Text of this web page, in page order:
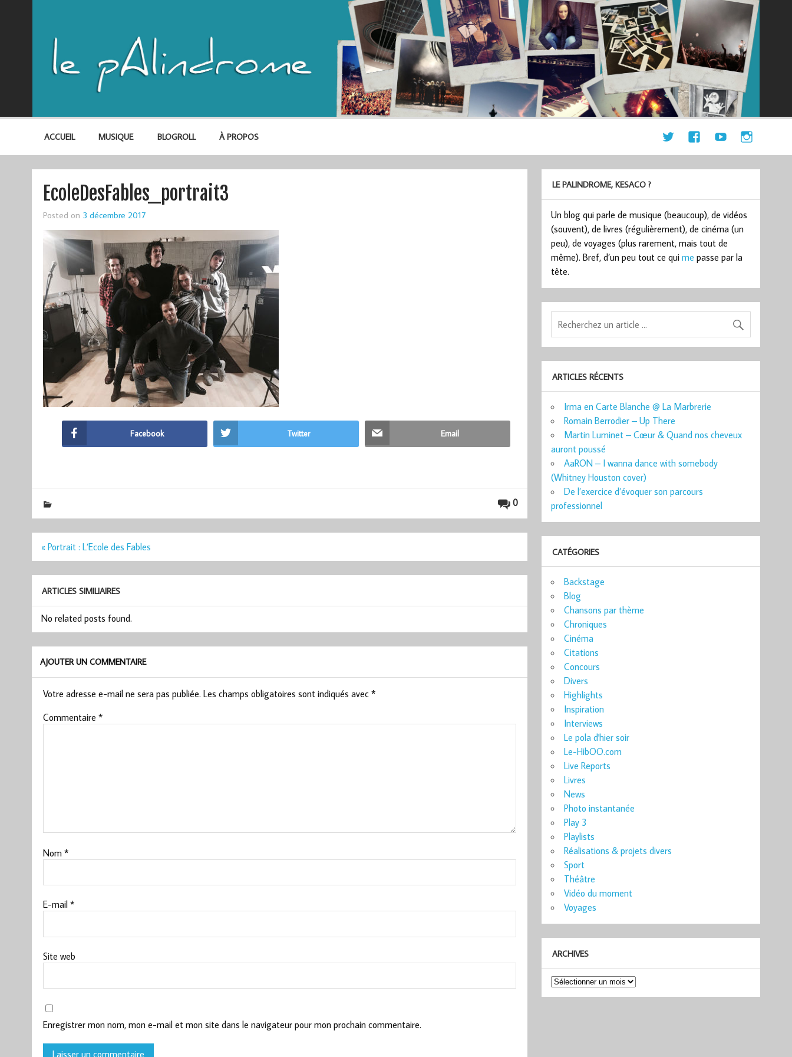
ACCUEIL MUSIQUE BLOGROLL À PROPOS
EcoleDesFables_portrait3
Posted on 3 décembre 2017
Facebook Twitter Email
0
Navigation
« Portrait : L’Ecole des Fables
ARTICLES SIMILIAIRES
No related posts found.
AJOUTER UN COMMENTAIRE
Votre adresse e-mail ne sera pas publiée. Les champs obligatoires sont indiqués avec *
Commentaire *
Nom *
E-mail *
Site web
Enregistrer mon nom, mon e-mail et mon site dans le navigateur pour mon prochain commentaire.
LE PALINDROME, KESACO ?
Un blog qui parle de musique (beaucoup), de vidéos
(souvent), de livres (régulièrement), de cinéma (un
peu), de voyages (plus rarement, mais tout de
même). Bref, d’un peu tout ce quime passe par la
tête.
ARTICLES RÉCENTS
Irma en Carte Blanche @ La Marbrerie
Romain Berrodier – Up There
Martin Luminet – Cœur & Quand nos cheveux
auront poussé
AaRON – I wanna dance with somebody
(Whitney Houston cover)
De l’exercice d’évoquer son parcours
professionnel
CATÉGORIES
Backstage
Blog
Chansons par thème
Chroniques
Cinéma
Citations
Concours
Divers
Highlights
Inspiration
Interviews
Le pola d'hier soir
Le-HibOO.com
Live Reports
Livres
News
Photo instantanée
Play 3
Playlists
Réalisations & projets divers
Sport
Théâtre
Vidéo du moment
Voyages
ARCHIVES
Archives